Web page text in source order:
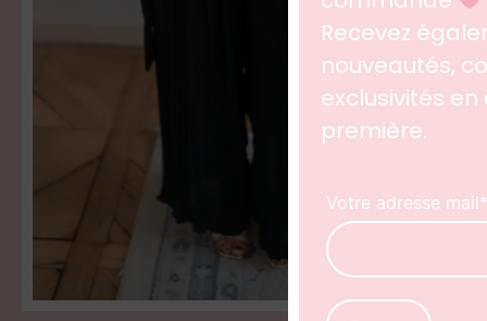
Recevez
nouveautés,
exclusivités
première.
Votre adresse mail*